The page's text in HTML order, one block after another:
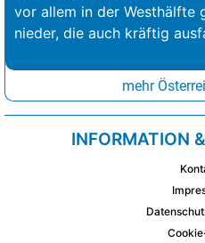
vor allem in der Westhälfte
nieder, die auch kräftig
mehr
INFORMATION